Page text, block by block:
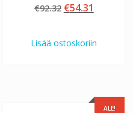
tuotteesta:
5.00
€92.32 Alkuperäinen
€92.32.
€54.31
€54.31.
Lisää ostoskoriin
ALE!